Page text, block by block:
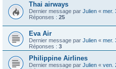
Thai airways
Dernier message par Julien « mer.
Réponses : 25
Eva Air
Dernier message par Julien « mer.
Réponses : 3
Philippine Airlines
Dernier message par Julien « ven.